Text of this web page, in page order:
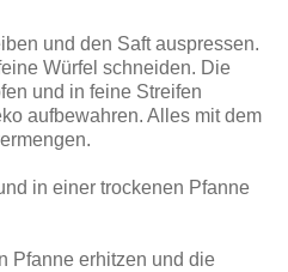
und den Saft auspressen.
Würfel schneiden. Die
und in feine Streifen
aufbewahren. Alles mit dem
in einer trockenen Pfanne
Pfanne erhitzen und die